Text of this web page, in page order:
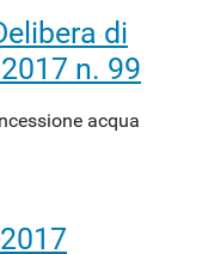
di
n. 99
acqua